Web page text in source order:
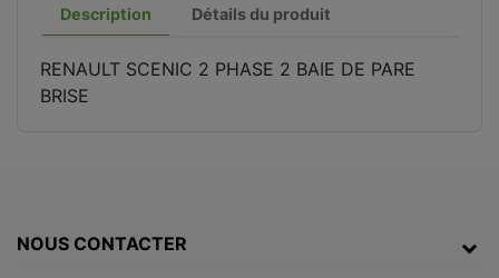
Description Détails du produit
RENAULT SCENIC 2 PHASE 2 BAIE DE PARE
BRISE
NOUS CONTACTER